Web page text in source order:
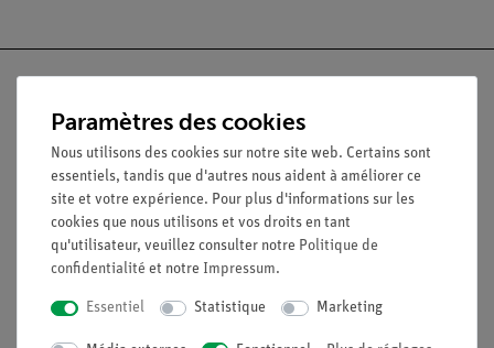
Nach oben
Légal
Conditions générales de vente
Déclaration de confidentialité
Paramètres des cookies
Nous utilisons des cookies sur notre site web. Certains sont
essentiels, tandis que d'autres nous aident à améliorer ce
site et votre expérience. Pour plus d'informations sur les
cookies que nous utilisons et vos droits en tant
qu'utilisateur, veuillez consulter notre Politique de
confidentialité et notre Impressum.
Essentiel Statistique Marketing